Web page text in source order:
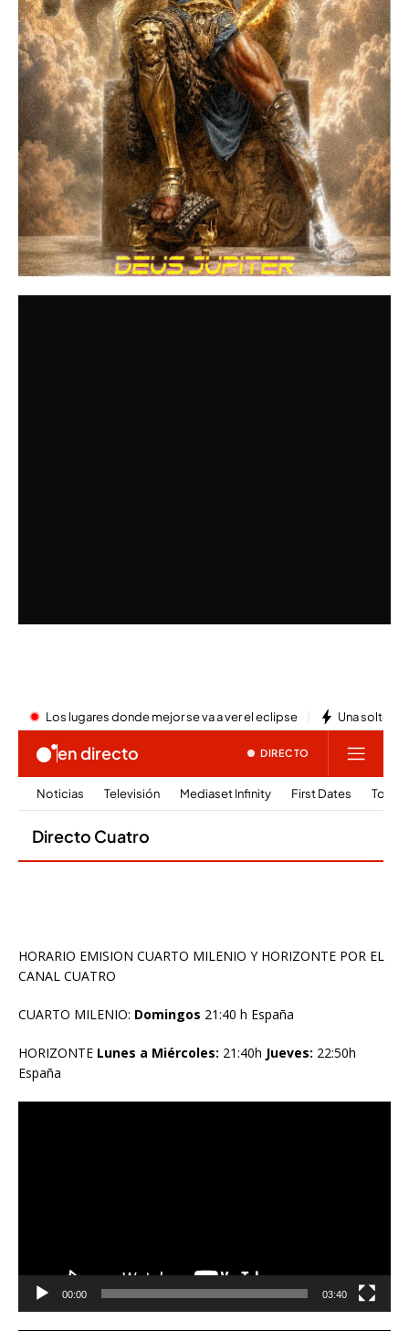
HORARIO EMISION CUARTO MILENIO Y HORIZONTE POR EL
CANAL CUATRO
CUARTO MILENIO: Domingos 21:40 h España
HORIZONTE Lunes a Miércoles: 21:40h Jueves: 22:50h
España
00:00 03:40